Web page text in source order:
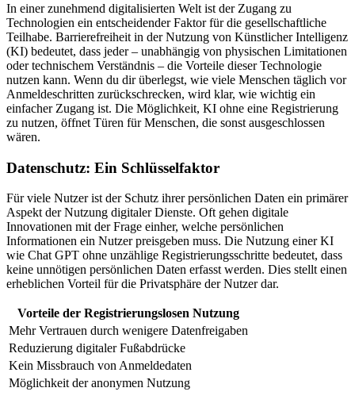
In einer zunehmend digitalisierten Welt ist der Zugang zu
Technologien ein entscheidender Faktor für die gesellschaftliche
Teilhabe. Barrierefreiheit in der Nutzung von Künstlicher Intelligenz
(KI) bedeutet, dass jeder – unabhängig von physischen Limitationen
oder technischem Verständnis – die Vorteile dieser Technologie
nutzen kann. Wenn du dir überlegst, wie viele Menschen täglich vor
Anmeldeschritten zurückschrecken, wird klar, wie wichtig ein
einfacher Zugang ist. Die Möglichkeit, KI ohne eine Registrierung
zu nutzen, öffnet Türen für Menschen, die sonst ausgeschlossen
wären.
Datenschutz: Ein Schlüsselfaktor
Für viele Nutzer ist der Schutz ihrer persönlichen Daten ein primärer
Aspekt der Nutzung digitaler Dienste. Oft gehen digitale
Innovationen mit der Frage einher, welche persönlichen
Informationen ein Nutzer preisgeben muss. Die Nutzung einer KI
wie Chat GPT ohne unzählige Registrierungsschritte bedeutet, dass
keine unnötigen persönlichen Daten erfasst werden. Dies stellt einen
erheblichen Vorteil für die Privatsphäre der Nutzer dar.
Vorteile der Registrierungslosen Nutzung
Mehr Vertrauen durch wenigere Datenfreigaben
Reduzierung digitaler Fußabdrücke
Kein Missbrauch von Anmeldedaten
Möglichkeit der anonymen Nutzung